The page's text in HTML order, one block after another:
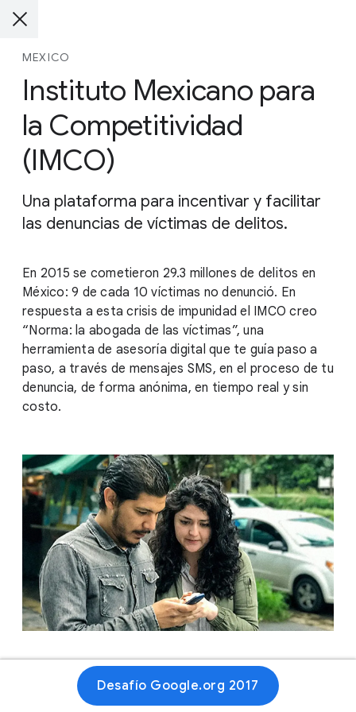
MEXICO
Instituto Mexicano para
la Competitividad
(IMCO)
Una plataforma para incentivar y facilitar
las denuncias de víctimas de delitos.
En 2015 se cometieron 29.3 millones de delitos en
México: 9 de cada 10 víctimas no denunció. En
respuesta a esta crisis de impunidad el IMCO creo
“Norma: la abogada de las víctimas”, una
herramienta de asesoría digital que te guía paso a
paso, a través de mensajes SMS, en el proceso de tu
denuncia, de forma anónima, en tiempo real y sin
costo.
Sitio web Desafío Google.org 2017